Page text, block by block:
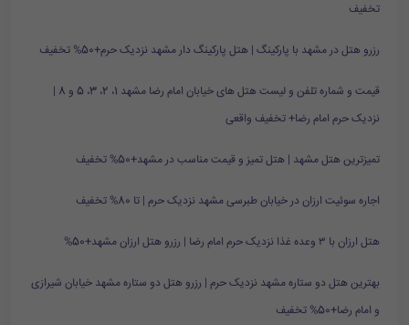
تخفیف
رزرو هتل در مشهد با پارکینگ | هتل پارکینگ دار مشهد نزدیک حرم+50% تخفیف
قیمت و شماره تلفن و لیست هتل های خیابان امام رضا مشهد 1، 2، 3، 5 و 8 |
نزدیک حرم امام رضا+ تخفیف واقعی
تمیزترین هتل مشهد | هتل تمیز و قیمت مناسب در مشهد+50% تخفیف
اجاره سوئیت ارزان در خیابان طبرسی مشهد نزدیک حرم | تا 80% تخفیف
هتل ارزان با ۳ وعده غذا نزدیک حرم امام رضا | رزرو هتل ارزان مشهد+50%
بهترین هتل دو ستاره مشهد نزدیک حرم | رزرو هتل دو ستاره مشهد خیابان شیرازی
و امام رضا+50% تخفیف